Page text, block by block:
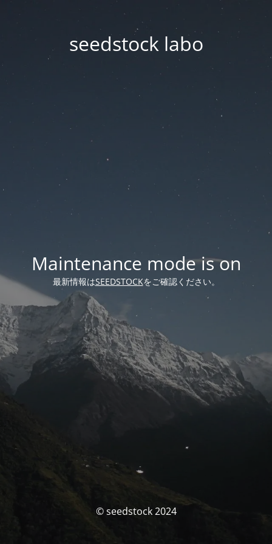
seedstock labo
Maintenance mode is on
最新情報はSEEDSTOCKをご確認ください。
© seedstock 2024